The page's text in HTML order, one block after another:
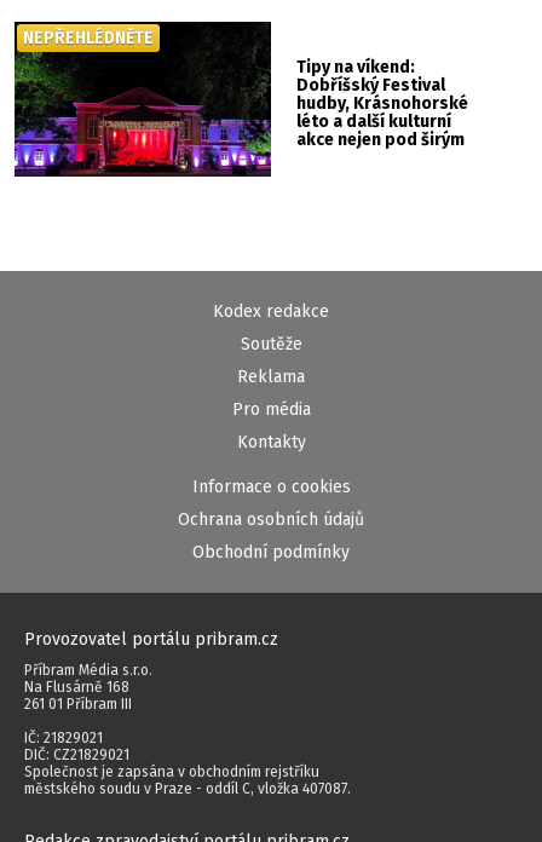
Tipy na víkend:
Dobříšský Festival
hudby, Krásnohorské
léto a další kulturní
akce nejen pod širým
NEPŘEHLÉDNĚTE
Kodex redakce
Soutěže
Reklama
Pro média
Kontakty
Informace o cookies
Ochrana osobních údajů
Obchodní podmínky
Provozovatel portálu pribram.cz
Příbram Média s.r.o.
Na Flusárně 168
261 01 Příbram III
IČ: 21829021
DIČ: CZ21829021
Společnost je zapsána v obchodním rejstříku
městského soudu v Praze - oddíl C, vložka 407087.